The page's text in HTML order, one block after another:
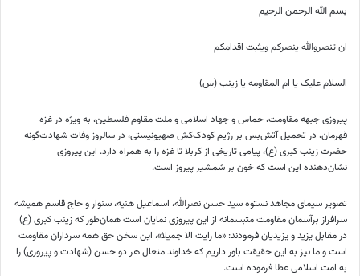
بسمالله الرحمن الرحیم
انتنصرواللهینصرکمویثبت اقدامکم
السلامعلیکیا ام المقاومهیا زینب (س)
پیروزی جبهه مقاومت، حماس و جهاد اسلامی و ملت مقاوم فلسطین، به ویژه در غزه
قهرمان، در تحمیل آتش‌بس بر رژیم کودک‌کش صهیونیستی، در سالروز وفات شهادت‌گونه
حضرت زینب کبری (ع)، پیامی تاریخی از کربلا تا غزه را به همراه دارد. این پیروزی
نشان‌دهنده این است که خون بر شمشیر پیروز است.
تصویر سیمای مجاهد نستوه سید حسن نصرالله، اسماعیلهنیه،سنوار و حاج قاسم همیشه
سرافراز برآسمانمقاومتمتبسمانه از این پیروزی نمایان است همان‌طور که زینب کبری (ع)
در مقابل یزید و یزیدیان فرمودند: «ما رایت الاجمیلا»، این سخن حق همه سرداران مقاومت
است و ما نیز به این حقیقت باور داریم که خداوند متعال هر دو حسن (شهادت و پیروزی) را
به امت اسلامی عطا فرموده است.